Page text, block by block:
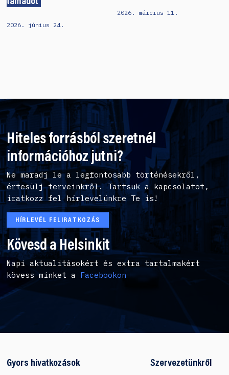
2026. június 24.
2026. március 11.
Hiteles forrásból szeretnél
információhoz jutni?
Ne maradj le a legfontosabb történésekről,
értesülj terveinkről. Tartsuk a kapcsolatot,
iratkozz fel hírlevelünkre Te is!
HÍRLEVÉL FELIRATKOZÁS
Kövesd a Helsinkit
Napi aktualitásokért és extra tartalmakért
kövess minket a Facebookon
Gyors hivatkozások Szervezetünkről